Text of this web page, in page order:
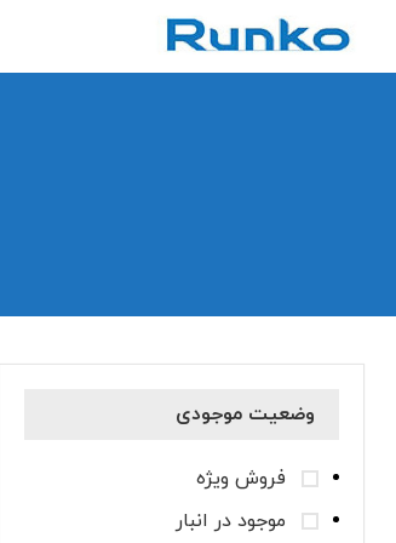
وضعیت موجودی
فروش ویژه
موجود در انبار